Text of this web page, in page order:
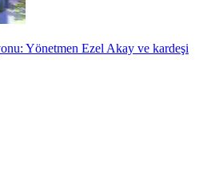
Yönetmen Ezel Akay ve kardeşi